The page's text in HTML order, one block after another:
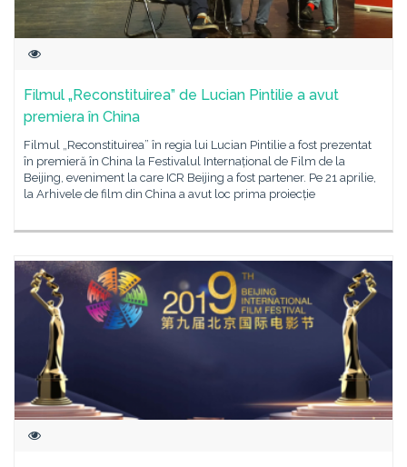
Filmul „Reconstituirea” de Lucian Pintilie a avut
premiera în China
Filmul „Reconstituirea” în regia lui Lucian Pintilie a fost prezentat
în premieră în China la Festivalul Internațional de Film de la
Beijing, eveniment la care ICR Beijing a fost partener. Pe 21 aprilie,
la Arhivele de film din China a avut loc prima proiecție